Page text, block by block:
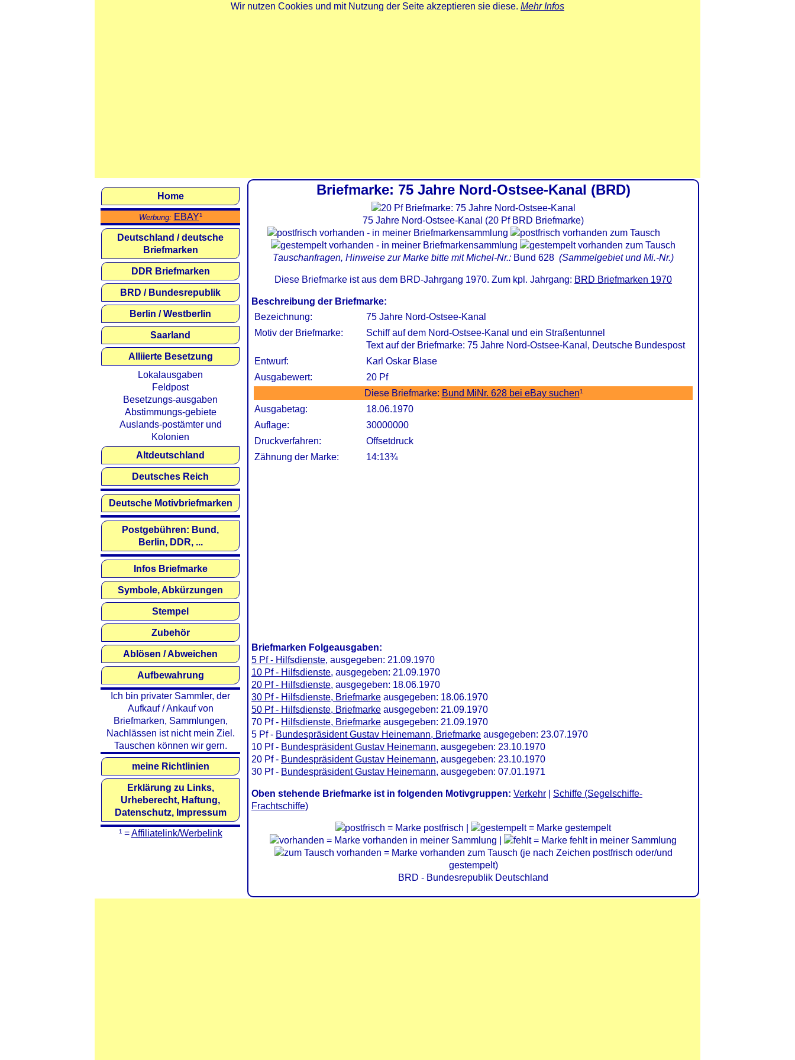
Wir nutzen Cookies und mit Nutzung der Seite akzeptieren sie diese. Mehr Infos
Briefmarke: 75 Jahre Nord-Ostsee-Kanal (BRD)
75 Jahre Nord-Ostsee-Kanal (20 Pf BRD Briefmarke)
Tauschanfragen, Hinweise zur Marke bitte mit Michel-Nr.: Bund 628 (Sammelgebiet und Mi.-Nr.)
Diese Briefmarke ist aus dem BRD-Jahrgang 1970. Zum kpl. Jahrgang: BRD Briefmarken 1970
Beschreibung der Briefmarke:
Bezeichnung:
75 Jahre Nord-Ostsee-Kanal
Motiv der Briefmarke:
Schiff auf dem Nord-Ostsee-Kanal und ein Straßentunnel
Text auf der Briefmarke: 75 Jahre Nord-Ostsee-Kanal, Deutsche Bundespost
Entwurf:
Karl Oskar Blase
Ausgabewert:
20 Pf
Diese Briefmarke: Bund MiNr. 628 bei eBay suchen¹
Ausgabetag:
18.06.1970
Auflage:
30000000
Druckverfahren:
Offsetdruck
Zähnung der Marke:
14:13¾
Briefmarken Folgeausgaben:
5 Pf - Hilfsdienste, ausgegeben: 21.09.1970
10 Pf - Hilfsdienste, ausgegeben: 21.09.1970
20 Pf - Hilfsdienste, ausgegeben: 18.06.1970
30 Pf - Hilfsdienste, Briefmarke ausgegeben: 18.06.1970
50 Pf - Hilfsdienste, Briefmarke ausgegeben: 21.09.1970
70 Pf - Hilfsdienste, Briefmarke ausgegeben: 21.09.1970
5 Pf - Bundespräsident Gustav Heinemann, Briefmarke ausgegeben: 23.07.1970
10 Pf - Bundespräsident Gustav Heinemann, ausgegeben: 23.10.1970
20 Pf - Bundespräsident Gustav Heinemann, ausgegeben: 23.10.1970
30 Pf - Bundespräsident Gustav Heinemann, ausgegeben: 07.01.1971
Oben stehende Briefmarke ist in folgenden Motivgruppen: Verkehr
Schiffe (Segelschiffe-
Frachtschiffe)
= Marke postfrisch |
= Marke gestempelt
= Marke vorhanden in meiner Sammlung |
= Marke fehlt in meiner Sammlung
= Marke vorhanden zum Tausch (je nach Zeichen postfrisch oder/und
gestempelt)
BRD - Bundesrepublik Deutschland
Home
Werbung: EBAY¹
Deutschland / deutsche
Briefmarken
DDR Briefmarken
BRD / Bundesrepublik
Berlin / Westberlin
Saarland
Alliierte Besetzung
Lokalausgaben
Feldpost
Besetzungs-ausgaben
Abstimmungs-gebiete
Auslands-postämter und
Kolonien
Altdeutschland
Deutsches Reich
Deutsche Motivbriefmarken
Postgebühren: Bund,
Berlin, DDR, ...
Infos Briefmarke
Symbole, Abkürzungen
Stempel
Zubehör
Ablösen / Abweichen
Aufbewahrung
Ich bin privater Sammler, der
Aufkauf / Ankauf von
Briefmarken, Sammlungen,
Nachlässen ist nicht mein Ziel.
Tauschen können wir gern.
meine Richtlinien
Erklärung zu Links,
Urheberecht, Haftung,
Datenschutz, Impressum
¹ =Affiliatelink/Werbelink